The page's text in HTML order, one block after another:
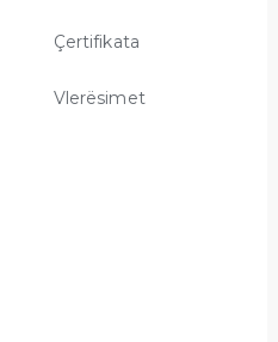
Çertifikata
Vlerësimet